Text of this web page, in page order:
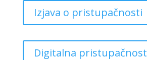
Izjava o pristupačnosti
Digitalna pristupačnost